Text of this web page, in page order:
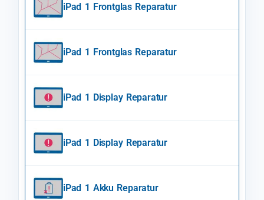
iPad 1 Frontglas Reparatur
iPad 1 Frontglas Reparatur
iPad 1 Display Reparatur
iPad 1 Display Reparatur
iPad 1 Akku Reparatur